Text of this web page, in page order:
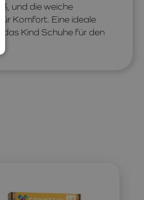
und die weiche
Komfort. Eine ideale
das Kind Schuhe für den